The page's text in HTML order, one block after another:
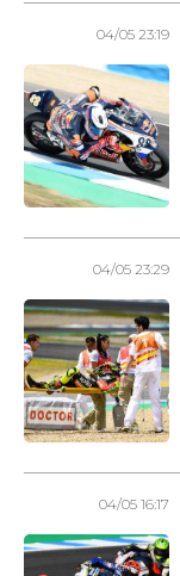
04/05 23:19
04/05 23:29
04/05 16:17